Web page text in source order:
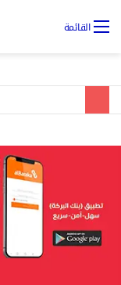
القائمة